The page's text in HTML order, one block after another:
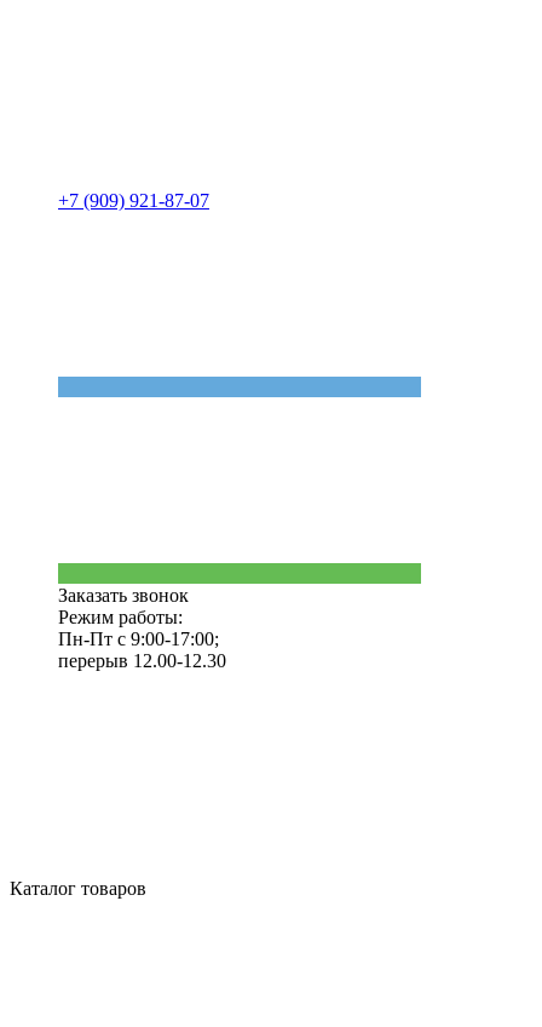
+7 (909) 921-87-07
Заказать звонок
Режим работы:
Пн-Пт с 9:00-17:00;
перерыв 12.00-12.30
Каталог товаров